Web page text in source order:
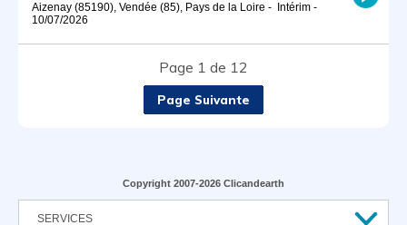
Aizenay (85190), Vendée (85), Pays de la Loire - Intérim -
10/07/2026
Page 1 de 12
Page Suivante
Copyright 2007-2026 Clicandearth
SERVICES